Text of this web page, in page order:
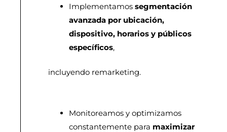
Implementamossegmentación
avanzada por ubicación,
dispositivo, horarios y públicos
específicos,
incluyendo remarketing.
Monitoreamos y optimizamos
constantemente para maximizar